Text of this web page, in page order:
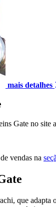
mais detalhes
Gate no site
vendas na
que